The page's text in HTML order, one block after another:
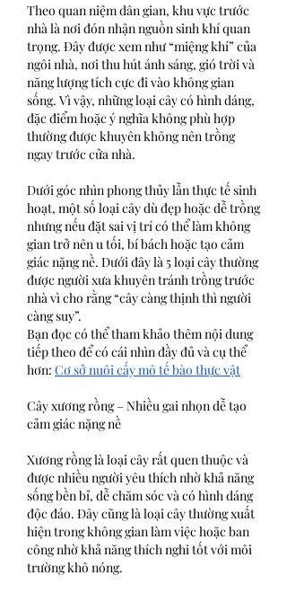
Theo quan niệm dân gian, khu vực trước
nhà là nơi đón nhận nguồn sinh khí quan
trọng. Đây được xem như “miệng khí” của
ngôi nhà, nơi thu hút ánh sáng, gió trời và
năng lượng tích cực đi vào không gian
sống. Vì vậy, những loại cây có hình dáng,
đặc điểm hoặc ý nghĩa không phù hợp
thường được khuyên không nên trồng
ngay trước cửa nhà.
Dưới góc nhìn phong thủy lẫn thực tế sinh
hoạt, một số loại cây dù đẹp hoặc dễ trồng
nhưng nếu đặt sai vị trí có thể làm không
gian trở nên u tối, bí bách hoặc tạo cảm
giác nặng nề. Dưới đây là 5 loại cây thường
được người xưa khuyên tránh trồng trước
nhà vì cho rằng “cây càng thịnh thì người
càng suy”.
Bạn đọc có thể tham khảo thêm nội dung
tiếp theo để có cái nhìn đầy đủ và cụ thể
hơn: Cơ sở nuôi cấy mô tế bào thực vật
Cây xương rồng – Nhiều gai nhọn dễ tạo
cảm giác nặng nề
Xương rồng là loại cây rất quen thuộc và
được nhiều người yêu thích nhờ khả năng
sống bền bỉ, dễ chăm sóc và có hình dáng
độc đáo. Đây cũng là loại cây thường xuất
hiện trong không gian làm việc hoặc ban
công nhờ khả năng thích nghi tốt với môi
trường khô nóng.